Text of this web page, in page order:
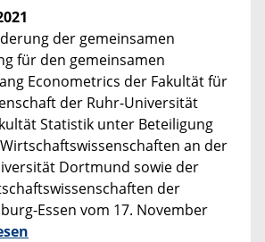
der gemeinsamen
für den gemeinsamen
Econometrics der Fakultät für
der Ruhr-Universität
Statistik unter Beteiligung
an der
Dortmund sowie der
der
Essen vom 17. November